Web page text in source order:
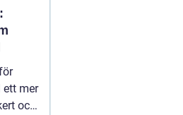
ett mer
och